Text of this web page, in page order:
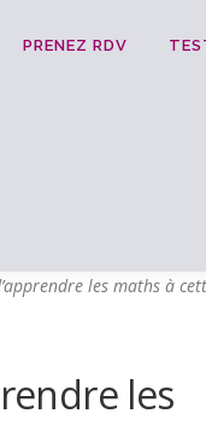
PRENEZ RDV
les maths à
les